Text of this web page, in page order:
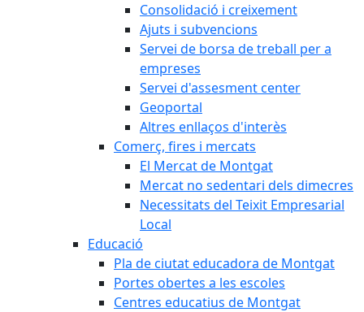
Consolidació i creixement
Ajuts i subvencions
Servei de borsa de treball per a
empreses
Servei d'assesment center
Geoportal
Altres enllaços d'interès
Comerç, fires i mercats
El Mercat de Montgat
Mercat no sedentari dels dimecres
Necessitats del Teixit Empresarial
Local
Educació
Pla de ciutat educadora de Montgat
Portes obertes a les escoles
Centres educatius de Montgat